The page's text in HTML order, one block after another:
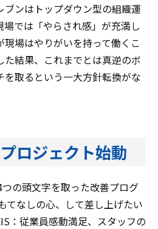
ンはトップダウン型の組織運
では「やらされ感」が充満し
場はやりがいを持って働くこ
た結果、これまでとは真逆のボ
を取るという一大方針転換がな
ロジェクト始動
の頭文字を取った改善プログ
なしの心、して差し上げたい
：従業員感動満足、スタッフの